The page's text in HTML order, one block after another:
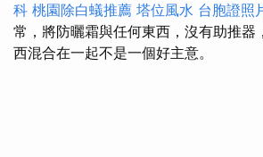
科 桃園除白蟻推薦 塔位風水 台胞證照
常，將防曬霜與任何東西，沒有助推器
西混合在一起不是一個好主意。